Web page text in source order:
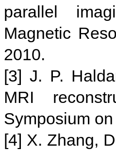
parallel
Magnetic
2010.
[3] J. P.
MRI
Symposium
[4] X. Zhang,